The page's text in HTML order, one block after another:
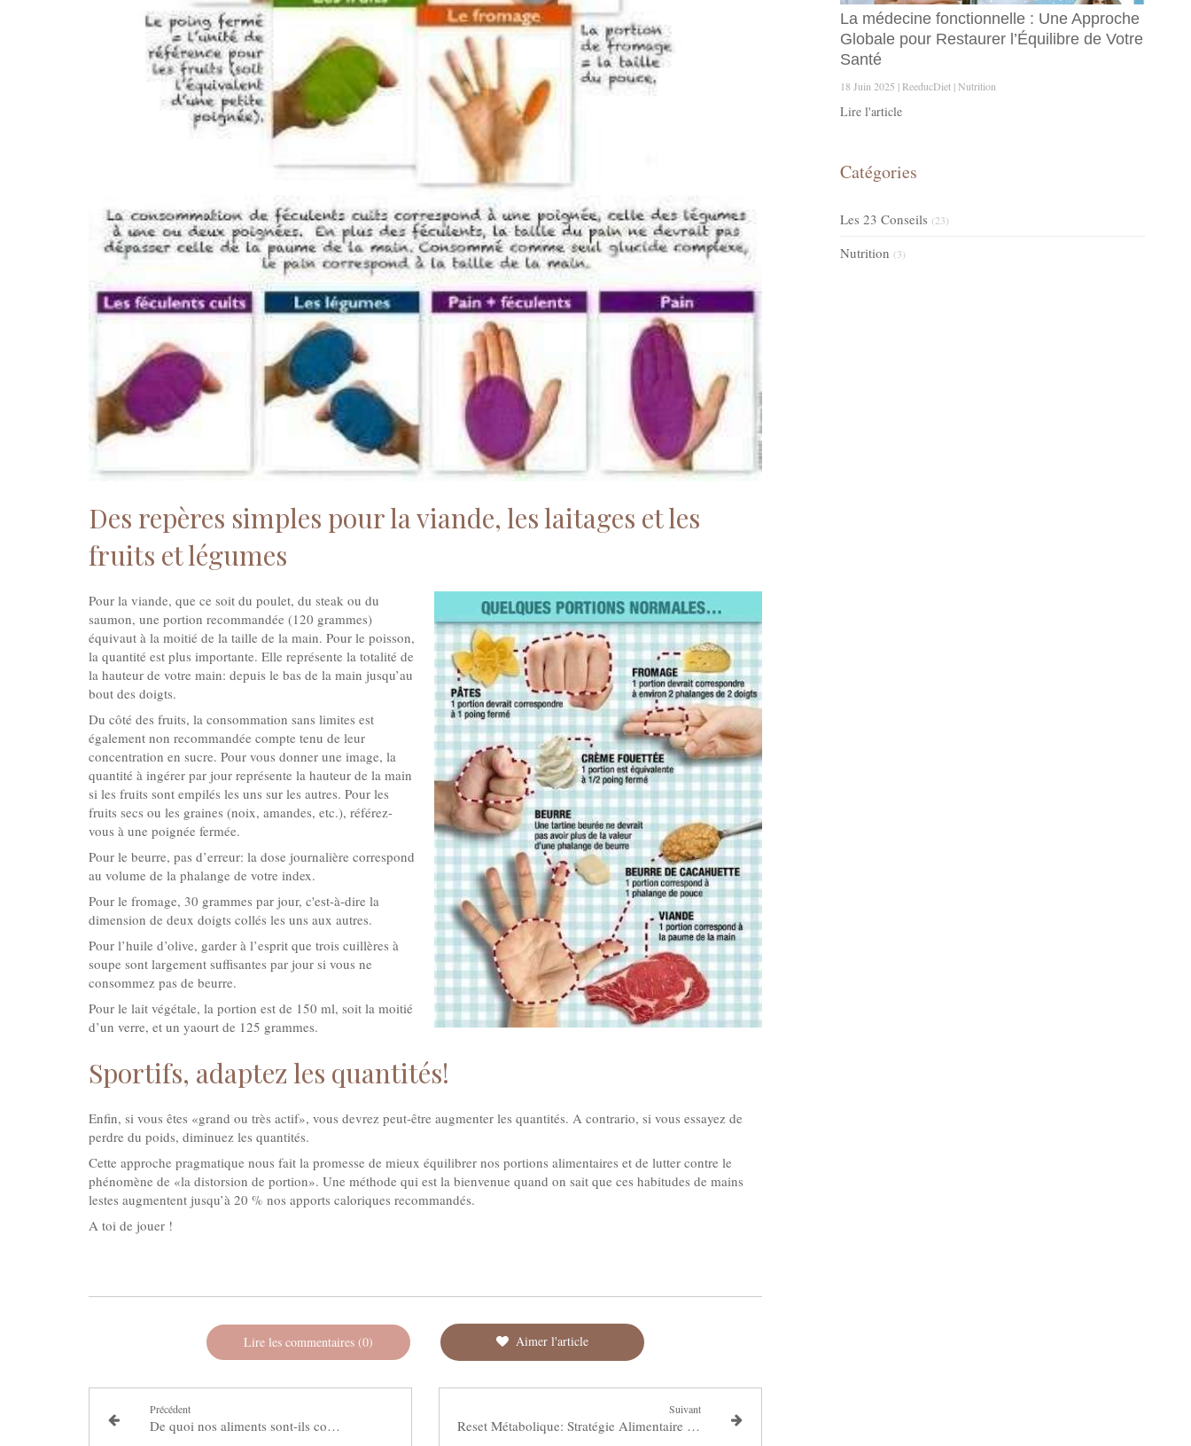
Des repères simples pour la viande, les laitages et les
fruits et légumes
Pour la viande, que ce soit du poulet, du steak ou du
saumon, une portion recommandée (120 grammes)
équivaut à la moitié de la taille de la main. Pour le poisson,
la quantité est plus importante. Elle représente la totalité de
la hauteur de votre main: depuis le bas de la main jusqu’au
bout des doigts.
Du côté des fruits, la consommation sans limites est
également non recommandée compte tenu de leur
concentration en sucre. Pour vous donner une image, la
quantité à ingérer par jour représente la hauteur de la main
si les fruits sont empilés les uns sur les autres. Pour les
fruits secs ou les graines (noix, amandes, etc.), référez-
vous à une poignée fermée.
Pour le beurre, pas d’erreur: la dose journalière correspond
au volume de la phalange de votre index.
Pour le fromage, 30 grammes par jour, c'est-à-dire la
dimension de deux doigts collés les uns aux autres.
Pour l’huile d’olive, garder à l’esprit que trois cuillères à
soupe sont largement suffisantes par jour si vous ne
consommez pas de beurre.
Pour le lait végétale, la portion est de 150 ml, soit la moitié
d’un verre, et un yaourt de 125 grammes.
Sportifs, adaptez les quantités!
Enfin, si vous êtes «grand ou très actif», vous devrez peut-être augmenter les quantités. A contrario, si vous essayez de
perdre du poids, diminuez les quantités.
Cette approche pragmatique nous fait la promesse de mieux équilibrer nos portions alimentaires et de lutter contre le
phénomène de «la distorsion de portion». Une méthode qui est la bienvenue quand on sait que ces habitudes de mains
lestes augmentent jusqu’à 20 % nos apports caloriques recommandés.
A toi de jouer !
Lire les commentaires (0) Aimer l'article
Précédent
De quoi nos aliments sont-ils composés ?
Suivant
Reset Métabolique: Stratégie Alimentaire et Bienfaits
La médecine fonctionnelle : Une Approche
Globale pour Restaurer l’Équilibre de Votre
Santé
18 Juin 2025 ReeducDiet Nutrition
Lire l'article
Catégories
Les 23 Conseils (23)
Nutrition (3)